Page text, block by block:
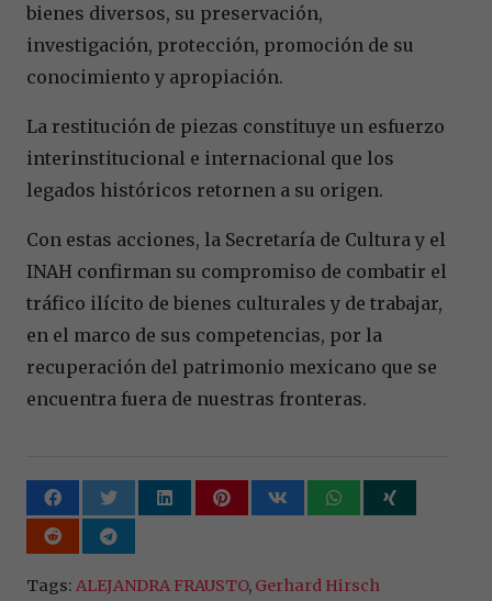
bienes diversos, su preservación,
investigación, protección, promoción de su
conocimiento y apropiación.
La restitución de piezas constituye un esfuerzo
interinstitucional e internacional que los
legados históricos retornen a su origen.
Con estas acciones, la Secretaría de Cultura y el
INAH confirman su compromiso de combatir el
tráfico ilícito de bienes culturales y de trabajar,
en el marco de sus competencias, por la
recuperación del patrimonio mexicano que se
encuentra fuera de nuestras fronteras.
Tags: ALEJANDRA FRAUSTO, Gerhard Hirsch